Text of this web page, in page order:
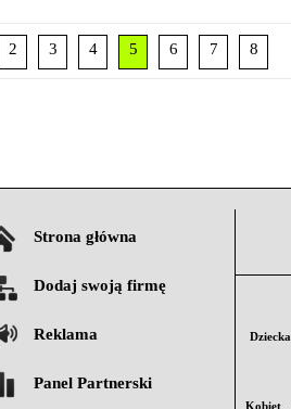
2 3 4 5 6 7 8
Strona główna
Dodaj swoją firmę
Reklama
Panel Partnerski
Dziecka
Kobiet